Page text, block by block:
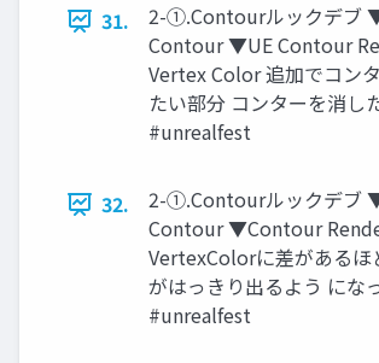
31.
2-①.Contourルックデブ
Contour ▼UE Contour
Vertex Color 追加でコン
たい部分 コンターを消し
#unrealfest
32.
2-①.Contourルックデブ
Contour ▼Contour
VertexColorに差があるほ
がはっきり出るよう にな
#unrealfest